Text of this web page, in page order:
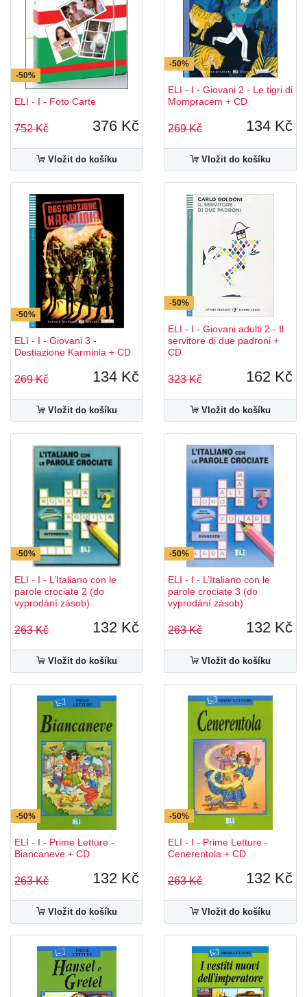
-50%
ELI - I - Foto Carte
752 Kč 376 Kč
Vložit do košíku
-50%
ELI - I - Giovani 2 - Le tigri di
Mompracem + CD
269 Kč 134 Kč
Vložit do košíku
-50%
ELI - I - Giovani 3 -
Destiazione Karminia + CD
269 Kč 134 Kč
Vložit do košíku
-50%
ELI - I - Giovani adulti 2 - Il
servitore di due padroni +
CD
323 Kč 162 Kč
Vložit do košíku
-50%
ELI - I - L’Italiano con le
parole crociate 2 (do
vyprodání zásob)
263 Kč 132 Kč
Vložit do košíku
-50%
ELI - I - L’Italiano con le
parole crociate 3 (do
vyprodání zásob)
263 Kč 132 Kč
Vložit do košíku
-50%
ELI - I - Prime Letture -
Biancaneve + CD
263 Kč 132 Kč
Vložit do košíku
-50%
ELI - I - Prime Letture -
Cenerentola + CD
263 Kč 132 Kč
Vložit do košíku